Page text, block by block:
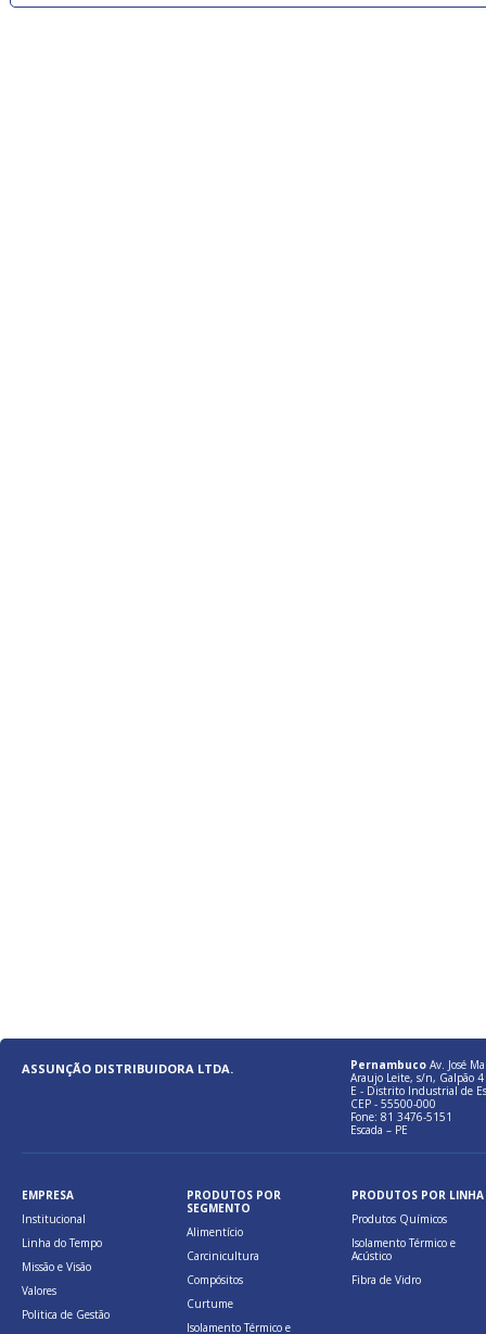
ASSUNÇÃO DISTRIBUIDORA LTDA. Pernambuco Av. José
Araujo Leite, s/n, Galpão 4
E - Distrito Industrial de
CEP - 55500-000
Fone: 81 3476-5151
Escada – PE
EMPRESA
Institucional
Linha do Tempo
Missão e Visão
Valores
Politica de Gestão
PRODUTOS POR
SEGMENTO
Alimentício
Carcinicultura
Compósitos
Curtume
Isolamento Térmico e
PRODUTOS POR LINHA
Produtos Químicos
Isolamento Térmico e
Acústico
Fibra de Vidro